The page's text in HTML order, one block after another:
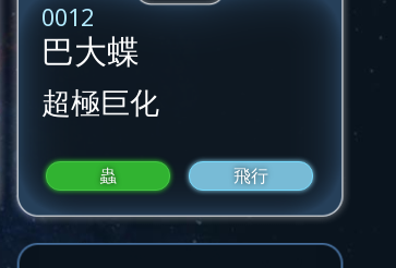
0012
巴大蝶
超極巨化
蟲 飛行